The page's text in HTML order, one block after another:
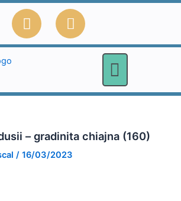
F
a
c
o
E
n
v
o
– gradinita chiajna (160)
/ 16/03/2023